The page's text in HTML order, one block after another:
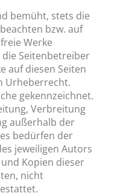
bemüht, stets die
bzw. auf
Werke
Seitenbetreiber
auf diesen Seiten
Urheberrecht.
gekennzeichnet.
Verbreitung
außerhalb der
bedürfen der
jeweiligen Autors
Kopien dieser
nicht